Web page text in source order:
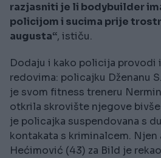
razjasniti je li bodybuilder
policijom i sucima prije
augusta“, ističu.
Dodaju i kako policija provodi
redovima: policajku Dženanu
je svom fitness treneru
otkrila skrovište njegove
je policajka suspendovana s
kontakata s kriminalcem. Njen
Hećimović (43) za Bild je